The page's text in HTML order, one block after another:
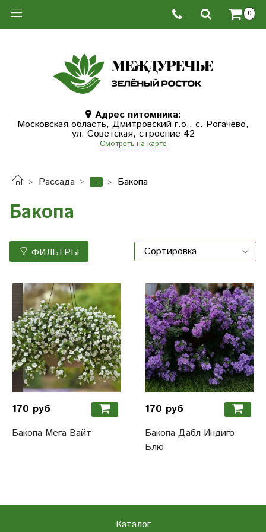
0
Адрес питомника:
Московская область, Дмитровcкий г.о., с. Рогачёво,
ул. Советская, строение 42
Смотреть на карте
Рассада - Бакопа
Бакопа
ФИЛЬТРЫ
170 руб
Бакопа Мега Вайт
170 руб
Бакопа Дабл Индиго
Блю
Каталог